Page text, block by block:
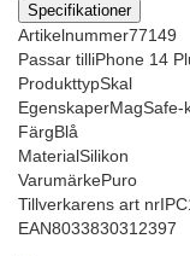
Specifikationer
Artikelnummer77149
Passar tilliPhone 14
ProdukttypSkal
EgenskaperMagSafe-
FärgBlå
MaterialSilikon
VarumärkePuro
Tillverkarens art nr
EAN8033830312397